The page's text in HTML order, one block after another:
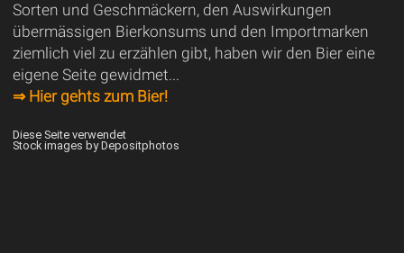
Sorten und Geschmäckern, den Auswirkungen
übermässigen Bierkonsums und den Importmarken
ziemlich viel zu erzählen gibt, haben wir den Bier eine
eigene Seite gewidmet...
⇒ Hier gehts zum Bier!
Diese Seite verwendet
Stock images by Depositphotos